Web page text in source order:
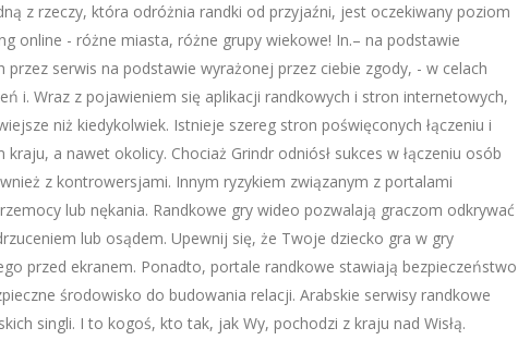
z rzeczy, która odróżnia randki od przyjaźni, jest oczekiwany poziom
online - różne miasta, różne grupy wiekowe! In.– na podstawie
serwis na podstawie wyrażonej przez ciebie zgody, - w celach
i. Wraz z pojawieniem się aplikacji randkowych i stron internetowych,
niż kiedykolwiek. Istnieje szereg stron poświęconych łączeniu i
a nawet okolicy. Chociaż Grindr odniósł sukces w łączeniu osób
z kontrowersjami. Innym ryzykiem związanym z portalami
lub nękania. Randkowe gry wideo pozwalają graczom odkrywać
lub osądem. Upewnij się, że Twoje dziecko gra w gry
przed ekranem. Ponadto, portale randkowe stawiają
środowisko do budowania relacji. Arabskie serwisy randkowe
singli. I to kogoś, kto tak, jak Wy, pochodzi z kraju nad Wisłą.